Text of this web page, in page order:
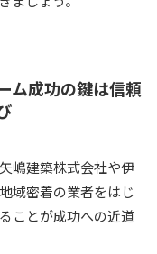
ム成功の鍵は信頼
嶋建築株式会社や伊
域密着の業者をはじ
ことが成功への近道